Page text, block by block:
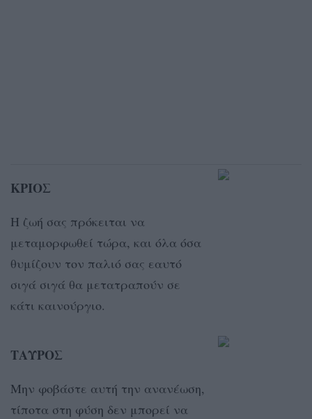
ΚΡΙΟΣ
Η ζωή σας πρόκειται να
μεταμορφωθεί τώρα, και όλα όσα
θυμίζουν τον παλιό σας εαυτό
σιγά σιγά θα μετατραπούν σε
κάτι καινούργιο.
ΤΑΥΡΟΣ
Μην φοβάστε αυτή την ανανέωση,
τίποτα στη φύση δεν μπορεί να